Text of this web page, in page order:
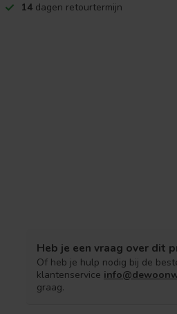
14 dagen retourtermijn
Heb je een vraag over dit
Of heb je hulp nodig bij de
klantenservice
graag.